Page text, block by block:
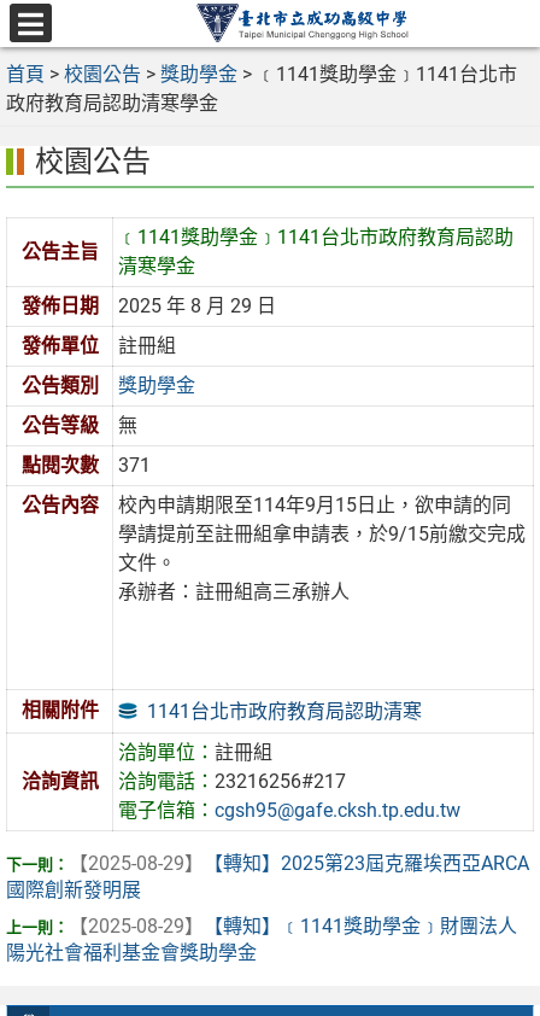
跳
至
主
要
區
選
單
首頁 > 校園公告 > 獎助學金 > ﹝1141獎助學金﹞1141台北市
政府教育局認助清寒學金
校園公告
公告主旨
﹝1141獎助學金﹞1141台北市政府教育局認助
清寒學金
發佈日期
2025 年 8 月 29 日
發佈單位
註冊組
公告類別
獎助學金
公告等級
無
點閱次數
371
公告內容
校內申請期限至114年9月15日止，欲申請的同
學請提前至註冊組拿申請表，於9/15前繳交完成
文件。
承辦者：註冊組高三承辦人
相關附件 1141台北市政府教育局認助清寒
洽詢資訊
洽詢單位：註冊組
洽詢電話：23216256#217
電子信箱：cgsh95@gafe.cksh.tp.edu.tw
【2025-08-29】
【轉知】2025第23屆克羅埃西亞ARCA
國際創新發明展
【2025-08-29】
【轉知】﹝1141獎助學金﹞財團法人
陽光社會福利基金會獎助學金